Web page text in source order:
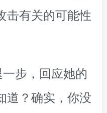
击有关的可能性
步，回应她的
道？确实，你没